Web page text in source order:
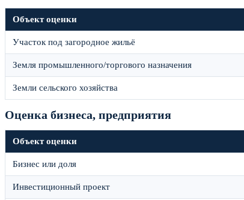
Объект оценки
Участок под загородное жильё
Земля промышленного/торгового назначения
Земли сельского хозяйства
Оценка бизнеса, предприятия
Объект оценки
Бизнес или доля
Инвестиционный проект